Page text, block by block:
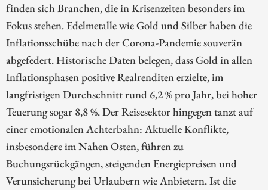
finden sich Branchen, die in Krisenzeiten besonders im
Fokus stehen. Edelmetalle wie Gold und Silber haben die
Inflationsschübe nach der Corona-Pandemie souverän
abgefedert. Historische Daten belegen, dass Gold in allen
Inflationsphasen positive Realrenditen erzielte, im
langfristigen Durchschnitt rund 6,2 % pro Jahr, bei hoher
Teuerung sogar 8,8 %. Der Reisesektor hingegen tanzt auf
einer emotionalen Achterbahn: Aktuelle Konflikte,
insbesondere im Nahen Osten, führen zu
Buchungsrückgängen, steigenden Energiepreisen und
Verunsicherung bei Urlaubern wie Anbietern. Ist die